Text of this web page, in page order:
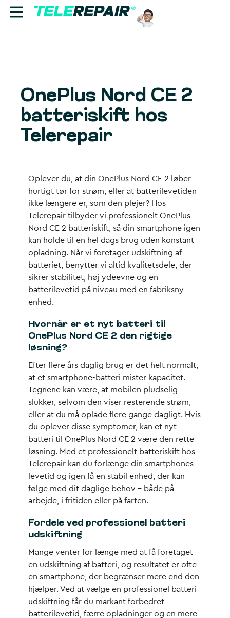
Find butik
Erhverv
OnePlus Nord CE 2
batteriskift hos
Telerepair
Oplever du, at din OnePlus Nord CE 2 løber
hurtigt tør for strøm, eller at batterilevetiden
ikke længere er, som den plejer? Hos
Telerepair tilbyder vi professionelt OnePlus
Nord CE 2 batteriskift, så din smartphone igen
kan holde til en hel dags brug uden konstant
opladning. Når vi foretager udskiftning af
batteriet, benytter vi altid kvalitetsdele, der
sikrer stabilitet, høj ydeevne og en
batterilevetid på niveau med en fabriksny
enhed.
Hvornår er et nyt batteri til
OnePlus Nord CE 2 den rigtige
løsning?
Efter flere års daglig brug er det helt normalt,
at et smartphone-batteri mister kapacitet.
Tegnene kan være, at mobilen pludselig
slukker, selvom den viser resterende strøm,
eller at du må oplade flere gange dagligt. Hvis
du oplever disse symptomer, kan et nyt
batteri til OnePlus Nord CE 2 være den rette
løsning. Med et professionelt batteriskift hos
Telerepair kan du forlænge din smartphones
levetid og igen få en stabil enhed, der kan
følge med dit daglige behov – både på
arbejde, i fritiden eller på farten.
Fordele ved professionel batteri
udskiftning
Mange venter for længe med at få foretaget
en udskiftning af batteri, og resultatet er ofte
en smartphone, der begrænser mere end den
hjælper. Ved at vælge en professionel batteri
udskiftning får du markant forbedret
batterilevetid, færre opladninger og en mere